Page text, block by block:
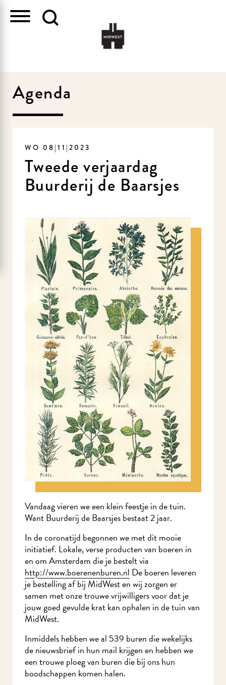
Agenda
WO 08|11|2023
Tweede verjaardag
Buurderij de Baarsjes
Vandaag vieren we een klein feestje in de tuin.
Want Buurderij de Baarsjes bestaat 2 jaar.
In de coronatijd begonnen we met dit mooie
initiatief. Lokale, verse producten van boeren in
en om Amsterdam die je bestelt via
http://www.boerenenburen.nl De boeren leveren
je bestelling af bij MidWest en wij zorgen er
samen met onze trouwe vrijwilligers voor dat je
jouw goed gevulde krat kan ophalen in de tuin van
MidWest.
Inmiddels hebben we al 539 buren die wekelijks
de nieuwsbrief in hun mail krijgen en hebben we
een trouwe ploeg van buren die bij ons hun
boodschappen komen halen.